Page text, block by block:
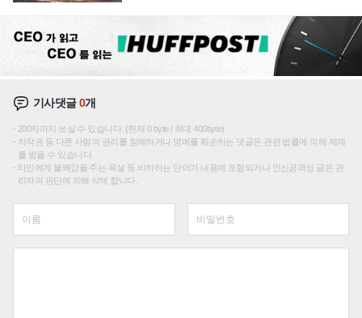
기사댓글0개
200자까지 쓰실 수 있습니다. (현재 0 byte / 최대 400byte)
저작권 등 다른 사람의 권리를 침해하거나 명예를 훼손하는 댓글은 관련 법률에 의해 제재
를 받을 수 있습니다.
타인에게 불쾌감을 주는 욕설 등 비하하는 단어가 내용에 포함되거나 인신공격성 글은 관
리자의 판단에 의해 삭제 합니다.